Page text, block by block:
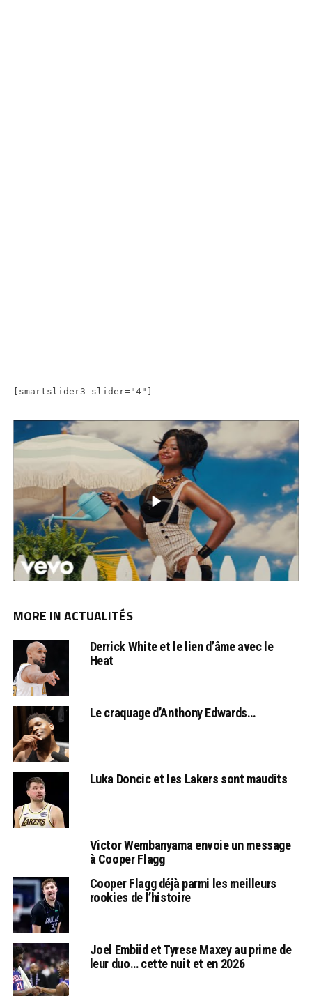
[smartslider3 slider="4"]
MORE IN ACTUALITÉS
Derrick White et le lien d’âme avec le
Heat
Le craquage d’Anthony Edwards…
Luka Doncic et les Lakers sont maudits
Victor Wembanyama envoie un message
à Cooper Flagg
Cooper Flagg déjà parmi les meilleurs
rookies de l’histoire
Joel Embiid et Tyrese Maxey au prime de
leur duo… cette nuit et en 2026